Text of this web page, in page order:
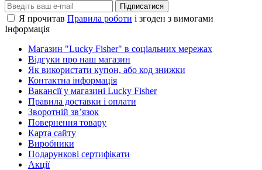
Підписатися
Я прочитав Правила роботи і згоден з вимогами
Інформація
Магазин "Lucky Fisher" в соціальних мережах
Відгуки про наш магазин
Як використати купон, або код знижки
Контактна інформація
Вакансії у магазині Lucky Fisher
Правила доставки і оплати
Зворотній зв’язок
Повернення товару
Карта сайту
Виробники
Подарункові сертифікати
Акції